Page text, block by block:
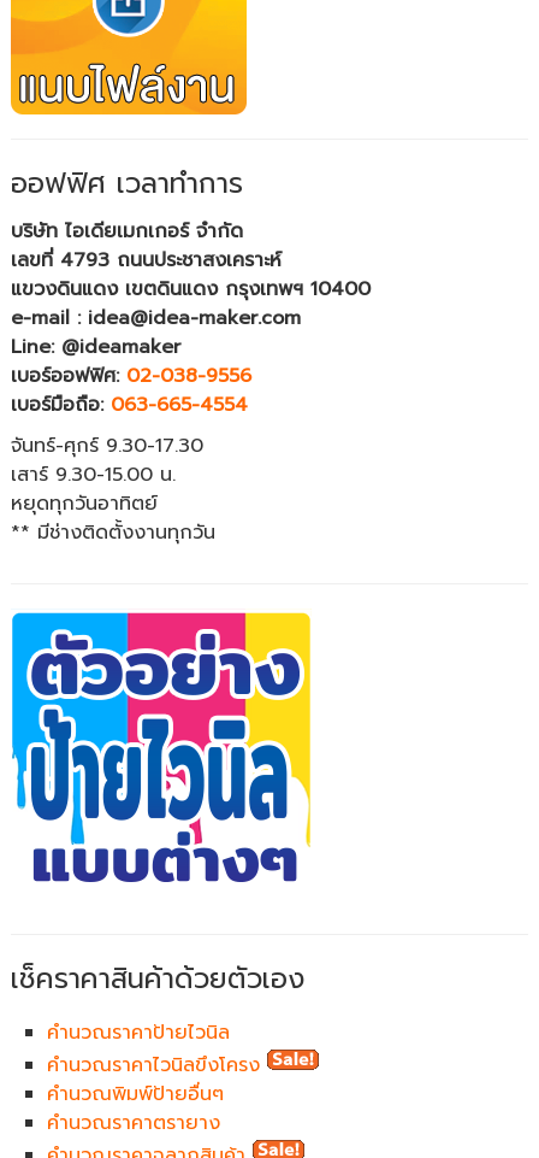
ออฟฟิศ เวลาทำการ
บริษัท ไอเดียเมกเกอร์ จำกัด
เลขที่ 4793 ถนนประชาสงเคราะห์
แขวงดินแดง เขตดินแดง กรุงเทพฯ 10400
e-mail : idea@idea-maker.com
Line: @ideamaker
เบอร์ออฟฟิศ: 02-038-9556
เบอร์มือถือ: 063-665-4554
จันทร์-ศุกร์ 9.30-17.30
เสาร์ 9.30-15.00 น.
หยุดทุกวันอาทิตย์
** มีช่างติดตั้งงานทุกวัน
เช็คราคาสินค้าด้วยตัวเอง
คำนวณราคาป้ายไวนิล
คำนวณราคาไวนิลขึงโครง
คำนวณพิมพ์ป้ายอื่นๆ
คำนวณราคาตรายาง